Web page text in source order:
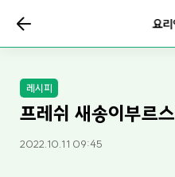
요
레시피
프레쉬 새송이부르
2022.10.11 09:45